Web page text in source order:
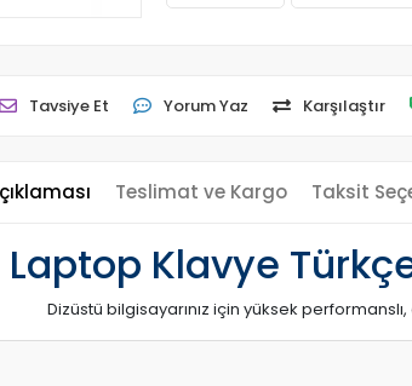
Tavsiye Et Yorum Yaz Karşılaştır
Teslimat ve Kargo Taksit
Klavye
Dizüstü bilgisayarınız için yüksek